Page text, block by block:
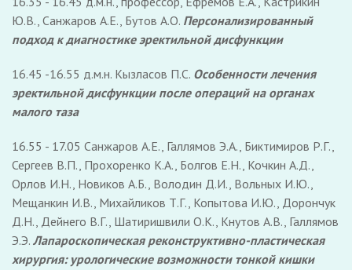
Ю.В., Санжаров А.Е., Бутов А.О. Персонализированный
подход к диагностике эректильной дисфункции
16.45 -16.55 д.м.н. Кызласов П.С. Особенности лечения
эректильной дисфункции после операций на органах
малого таза
16.55 - 17.05 Санжаров А.Е., Галлямов Э.А., Биктимиров Р.Г.,
Сергеев В.П., Прохоренко К.А., Болгов Е.Н., Кочкин А.Д.,
Орлов И.Н., Новиков А.Б., Володин Д.И., Вольных И.Ю.,
Мещанкин И.В., Михайликов Т.Г., Копытова И.Ю., Дорончук
Д.Н., Дейнего В.Г., Шатиришвили О.К., Кнутов А.В., Галлямов
Э.Э. Лапароскопическая реконструктивно-пластическая
хирургия: урологические возможности тонкой кишки